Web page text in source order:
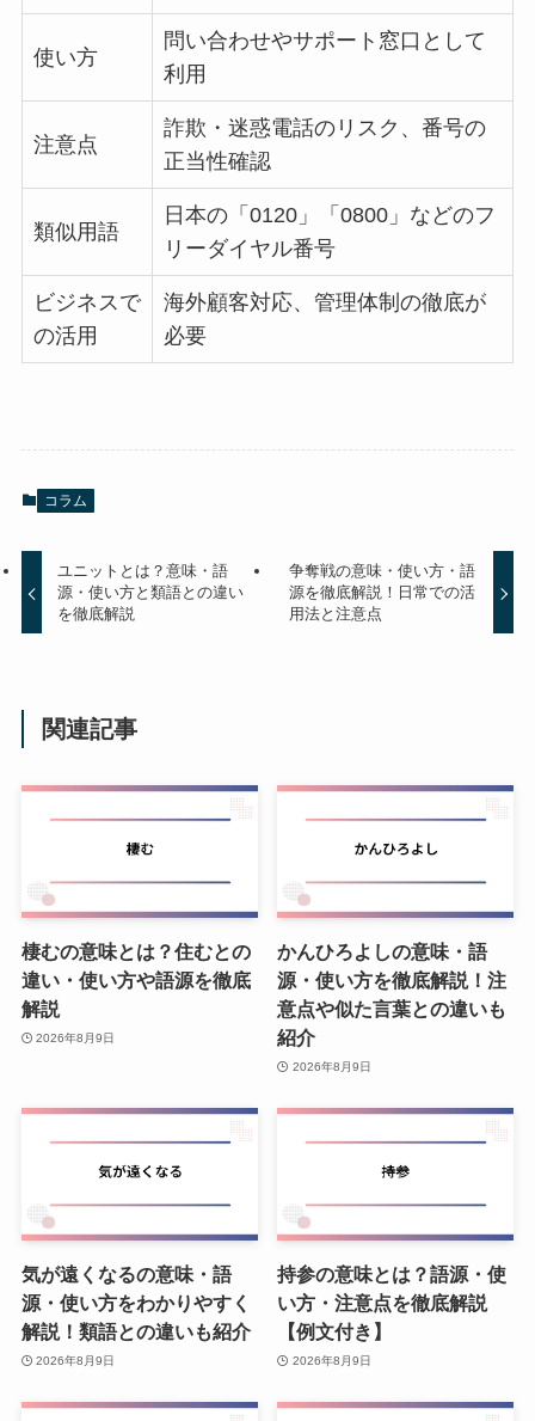
使い方
問い合わせやサポート窓口として
利用
注意点
詐欺・迷惑電話のリスク、番号の
正当性確認
類似用語
日本の「0120」「0800」などのフ
リーダイヤル番号
ビジネスで
の活用
海外顧客対応、管理体制の徹底が
必要
コラム
ユニットとは？意味・語
源・使い方と類語との違い
を徹底解説
争奪戦の意味・使い方・語
源を徹底解説！日常での活
用法と注意点
関連記事
棲むの意味とは？住むとの
違い・使い方や語源を徹底
解説
2026年8月9日
かんひろよしの意味・語
源・使い方を徹底解説！注
意点や似た言葉との違いも
紹介
2026年8月9日
気が遠くなるの意味・語
源・使い方をわかりやすく
解説！類語との違いも紹介
2026年8月9日
持参の意味とは？語源・使
い方・注意点を徹底解説
【例文付き】
2026年8月9日